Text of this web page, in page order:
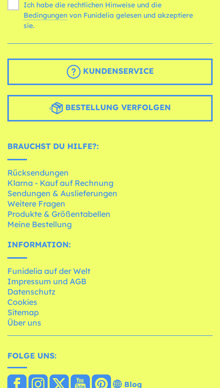
Ich habe die rechtlichen Hinweise und die
Bedingungen
sie.
KUNDENSERVICE
BESTELLUNG VERFOLGEN
BRAUCHST DU HILFE?:
Rücksendungen
Klarna - Kauf auf Rechnung
Sendungen & Auslieferungen
Weitere Fragen
Produkte & Größentabellen
Meine Bestellung
INFORMATION:
Funidelia auf der Welt
Impressum und AGB
Datenschutz
Cookies
Sitemap
Über uns
FOLGE UNS:
Blog